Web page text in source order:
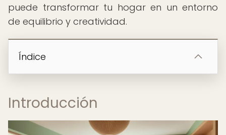
puede transformar tu hogar en un entorno
de equilibrio y creatividad.
Índice
Introducción